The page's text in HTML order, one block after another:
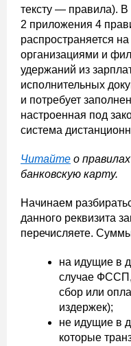
тексту — правила). В
2 приложения 4
распространяется
организациями и
удержаний из
исполнительных
и потребует
настроенная под
система
Читайте о
банковскую карту.
Начинаем
данного реквизита
перечисляете.
на идущие в
случае ФССП,
сбор или
издержек);
не идущие в
которые